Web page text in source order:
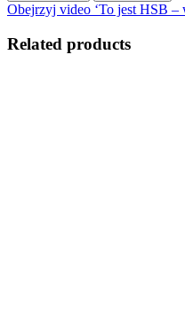
Obejrzyj video ‘To jest HSB
Related products